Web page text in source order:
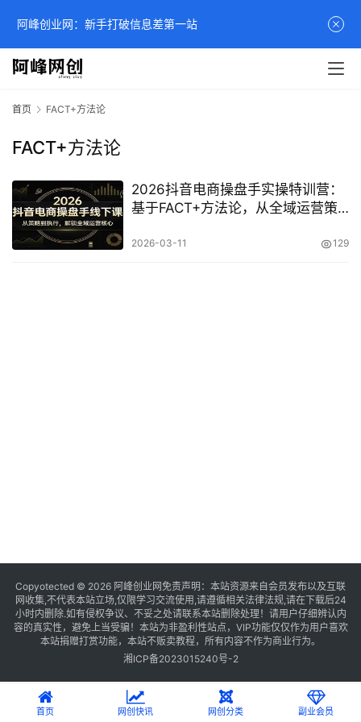
首页 FACT+方法论
FACT+方法论
2026抖音电商操盘手实操特训营：
基于FACT+方法论，从全域运营策
2026-03-11 129
Copyotected © 2026 阿峰创业网 免责声明：本站资源来自会员发布以及互联
网收集,不代表本站立场,仅限学习交流使用,请遵循相关法律法规,请在下载后24
小时内删除.如有侵权争议、不妥之处请联系本站删除处理！请用户仔细辨认内
容的真实性，避免上当受骗！本站为非盈利性站点，VIP功能仅仅作为用户喜欢
本站捐赠打赏功能，本站不贩卖教程，所有内容不作为商业行为。
湘ICP备2023015240号-2
首页 网创快讯 网创分类 副业会员
阿峰创业网：新手打破信息差第一站